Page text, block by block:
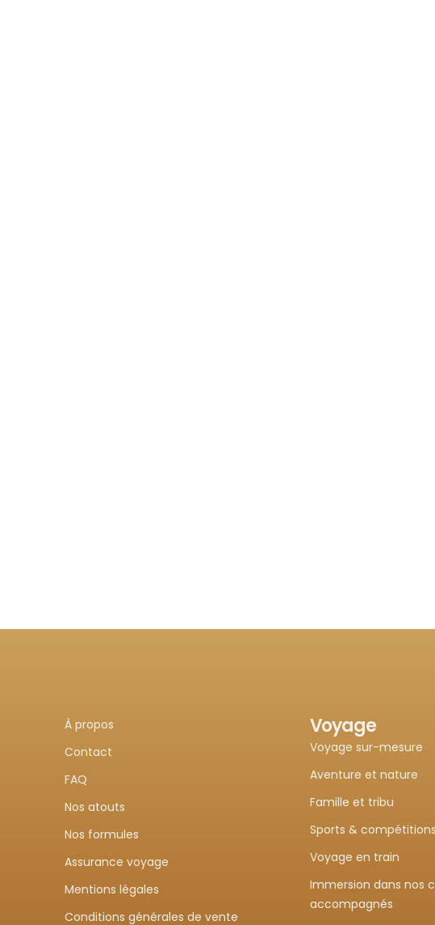
À propos
Contact
FAQ
Nos atouts
Nos formules
Assurance voyage
Mentions légales
Conditions générales de vente
Voyage
Voyage sur-mesure
Aventure et nature
Famille et tribu
Sports & compétitions
Voyage en train
Immersion dans nos
accompagnés